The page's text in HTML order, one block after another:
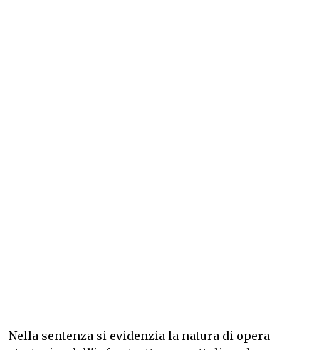
Nella sentenza si evidenzia la natura di opera